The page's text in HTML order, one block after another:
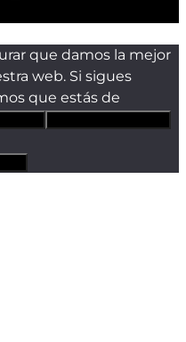
que damos la mejor
web. Si sigues
que estás de